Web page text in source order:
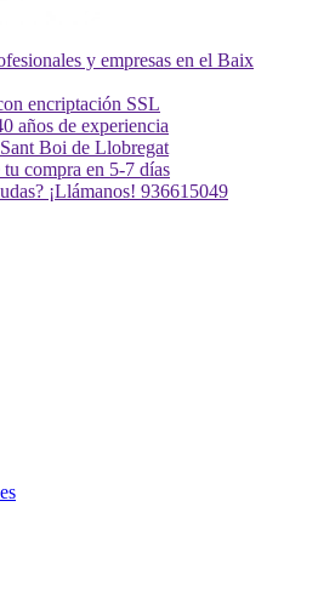
y empresas en el Baix
encriptación SSL
años de experiencia
Boi de Llobregat
tu compra en 5-7 días
¡Llámanos! 936615049